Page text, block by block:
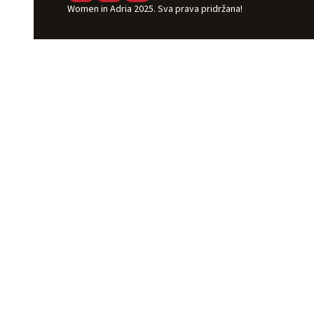
Women in Adria 2025. Sva prava pridržana!